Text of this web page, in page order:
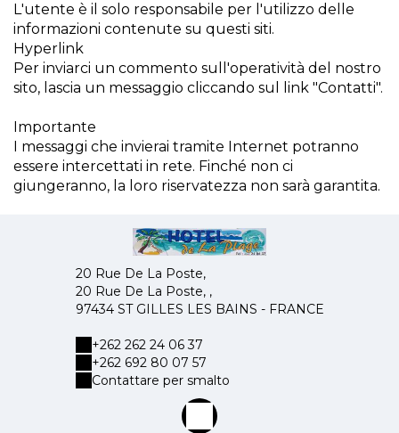
L'utente è il solo responsabile per l'utilizzo delle
informazioni contenute su questi siti.
Hyperlink
Per inviarci un commento sull'operatività del nostro
sito, lascia un messaggio cliccando sul link "Contatti".
Importante
I messaggi che invierai tramite Internet potranno
essere intercettati in rete. Finché non ci
giungeranno, la loro riservatezza non sarà garantita.
20 Rue De La Poste,
20 Rue De La Poste, ,
97434 ST GILLES LES BAINS - FRANCE
+262 262 24 06 37
+262 692 80 07 57
Contattare per smalto